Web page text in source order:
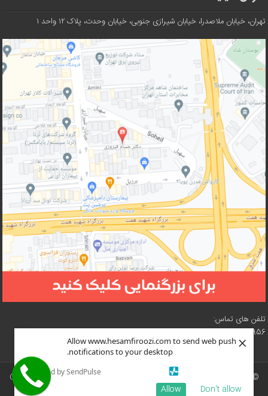
Allow www.hesamfiroozi.com to send web push
notifications to your desktop.
Powered by SendPulse
Don't allow
Allow
×
تهران، خیابان ملاصدرا، خیابان شیرازی جنوبی، خیابان وحدت، پلاک ۱۲ واحد ۱
تلفن های تماس:
02188210956 – 02188619057 – 02188618073 – 02188619216
© سایت دکتر محمد حسن (حسام) فیروزی تحت مجوزنسخه ۴ کرییتیو کامنز (
CC
BY-NC-SA 4.0